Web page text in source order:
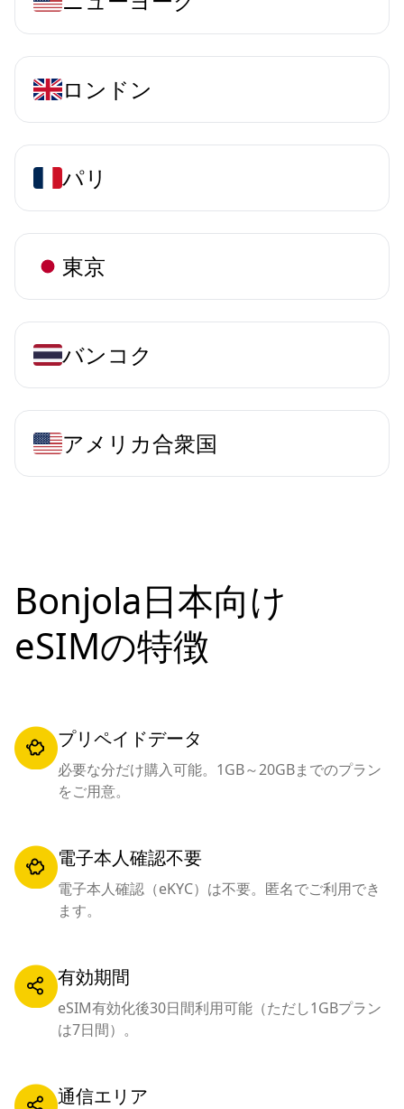
ロンドン
パリ
東京
バンコク
アメリカ合衆国
Bonjola日本向け
eSIMの特徴
プリペイドデータ
必要な分だけ購入可能。1GB～20GBまでのプラン
をご用意。
電子本人確認不要
電子本人確認（eKYC）は不要。匿名でご利用でき
ます。
有効期間
eSIM有効化後30日間利用可能（ただし1GBプラン
は7日間）。
通信エリア